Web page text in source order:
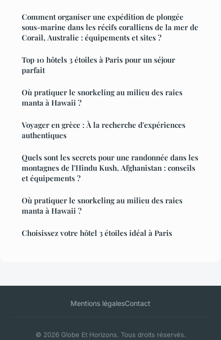
Comment organiser une expédition de plongée
sous-marine dans les récifs coralliens de la mer de
Corail, Australie : équipements et sites ?
Top 10 hôtels 3 étoiles à Paris pour un séjour
parfait
Où pratiquer le snorkeling au milieu des raies
manta à Hawaii ?
Voyager en grèce : À la recherche d'expériences
authentiques
Quels sont les secrets pour une randonnée dans les
montagnes de l'Hindu Kush, Afghanistan : conseils
et équipements ?
Où pratiquer le snorkeling au milieu des raies
manta à Hawaii ?
Choisissez votre hôtel 3 étoiles idéal à Paris
Mentions légalesContact
© 2026 Globe Et Horizons. Tous droits réservés.